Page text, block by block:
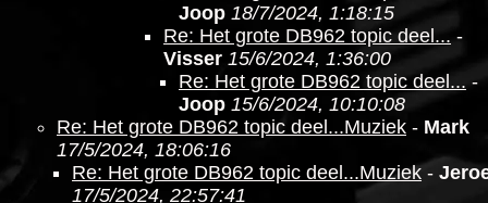
Joop 18/7/2024, 1:18:15
Re: Het grote DB962 topic deel... -
Visser 15/6/2024, 1:36:00
Re: Het grote DB962 topic deel... -
Joop 15/6/2024, 10:10:08
Re: Het grote DB962 topic deel...Muziek - Mark
17/5/2024, 18:06:16
Re: Het grote DB962 topic deel...Muziek -
17/5/2024, 22:57:41